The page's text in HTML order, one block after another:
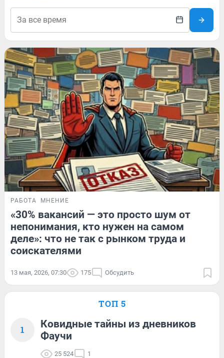
РАБОТА МНЕНИЕ
«30% вакансий — это просто шум от
непонимания, кто нужен на самом
деле»: что не так с рынком труда и
соискателями
13 мая, 2026, 07:30 175 Обсудить
ТОП 5
1
Ковидные тайны из дневников
Фаучи
25 524 1